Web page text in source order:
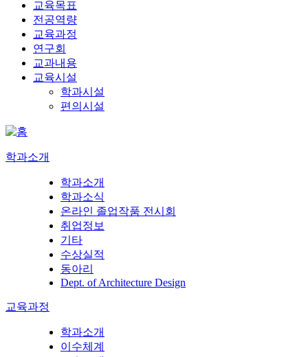
교육목표
전공역량
교육과정
연구회
교과내용
교육시설
학과시설
편의시설
학과소개
학과소개
학과소식
온라인 졸업작품 전시회
취업정보
기타
수상실적
동아리
Dept. of Architecture Design
교육과정
학과소개
이수체계